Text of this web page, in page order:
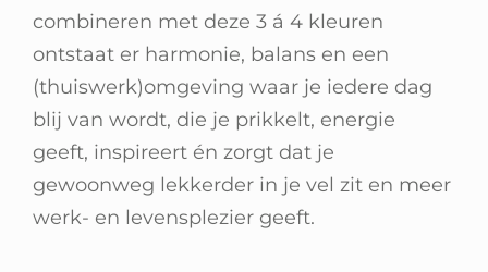
combineren met deze 3 á 4 kleuren
ontstaat er harmonie, balans en een
(thuiswerk)omgeving waar je iedere dag
blij van wordt, die je prikkelt, energie
geeft, inspireert én zorgt dat je
gewoonweg lekkerder in je vel zit en meer
werk- en levensplezier geeft.